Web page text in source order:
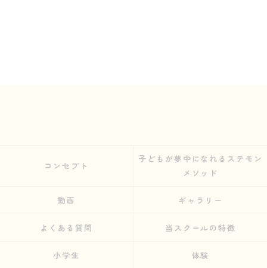
コンセプト
子どもが夢中になれるステモン
メソッド
動画 ギャラリー
よくある質問 当スクールの特徴
小学生 体験